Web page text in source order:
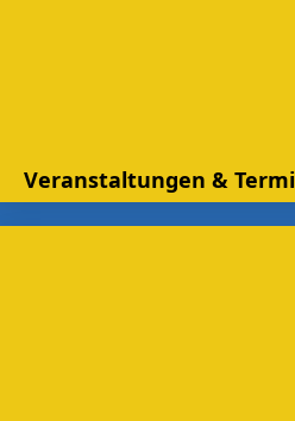
Veranstaltungen &